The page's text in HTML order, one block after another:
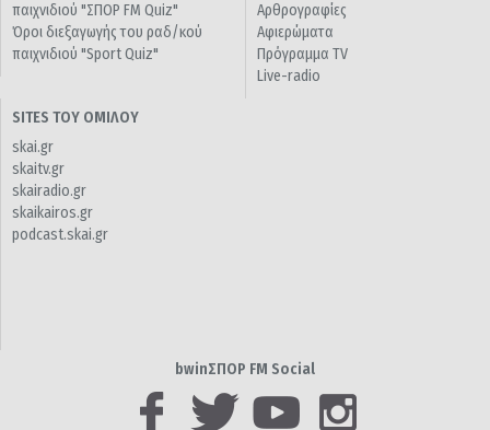
παιχνιδιού "ΣΠΟΡ FM Quiz"
Όροι διεξαγωγής του ραδ/κού
παιχνιδιού "Sport Quiz"
Αρθρογραφίες
Αφιερώματα
Πρόγραμμα TV
Live-radio
SITES ΤΟΥ ΟΜΙΛΟΥ
skai.gr
skaitv.gr
skairadio.gr
skaikairos.gr
podcast.skai.gr
bwinΣΠΟΡ FM Social